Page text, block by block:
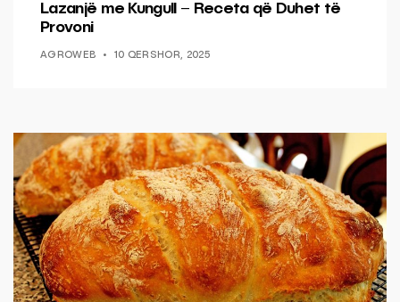
Lazanjë me Kungull – Receta që Duhet të
Provoni
AGROWEB 10 QERSHOR, 2025